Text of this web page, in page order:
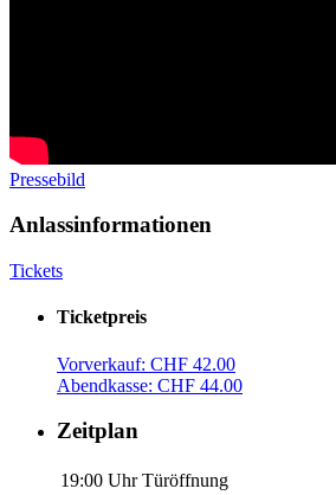
Pressebild
Anlassinformationen
Tickets
Ticketpreis
Vorverkauf: CHF 42.00
Abendkasse: CHF 44.00
Zeitplan
19:00 Uhr Türöffnung